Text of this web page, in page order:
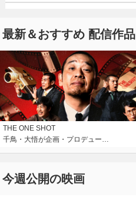
最新＆おすすめ 配信作品
THE ONE SHOT
千鳥・大悟が企画・プロデュー…
今週公開の映画